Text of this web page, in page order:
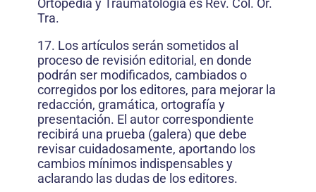
Ortopedia y Traumatología es Rev. Col. Or.
Tra.
17. Los artículos serán sometidos al
proceso de revisión editorial, en donde
podrán ser modificados, cambiados o
corregidos por los editores, para mejorar la
redacción, gramática, ortografía y
presentación. El autor correspondiente
recibirá una prueba (galera) que debe
revisar cuidadosamente, aportando los
cambios mínimos indispensables y
aclarando las dudas de los editores.